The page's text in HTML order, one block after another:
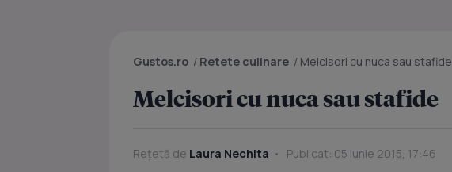
Gustos.ro / Retete culinare / Melcisori cu nuca sau stafide
Melcisori cu nuca sau stafide
Rețetă de Laura Nechita Publicat: 05 Iunie 2015, 17:46